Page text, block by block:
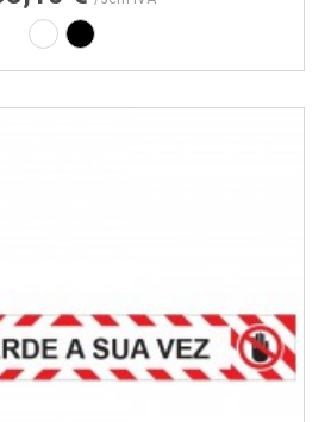
Laminado branco
Laminado preto